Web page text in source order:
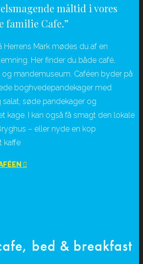
måltid i vores
familie Cafe.”
Herrens Mark mødes du af en
Her finder du både café,
og mandemuseum. Caféen byder på
boghvedepandekager med
søde pandekager og
kage. I kan også få smagt den lokale
– eller nyde en kop
kaffe
bed & breakfast